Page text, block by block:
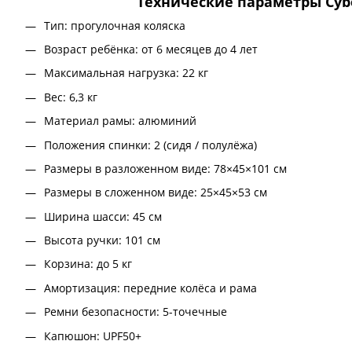
Тип: прогулочная коляска
Возраст ребёнка: от 6 месяцев до 4 лет
Максимальная нагрузка: 22 кг
Вес: 6,3 кг
Материал рамы: алюминий
Положения спинки: 2 (сидя / полулёжа)
Размеры в разложенном виде: 78×45×101 см
Размеры в сложенном виде: 25×45×53 см
Ширина шасси: 45 см
Высота ручки: 101 см
Корзина: до 5 кг
Амортизация: передние колёса и рама
Ремни безопасности: 5-точечные
Капюшон: UPF50+